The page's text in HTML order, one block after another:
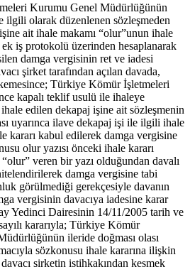
Kurumu Genel Müdürlüğünün
olarak düzenlenen sözleşmeden
ait ihale makamı “olur”unun ihale
ek iş protokolü üzerinden hesaplanarak
damga vergisinin ret ve iadesi
şirket tarafından açılan davada,
Türkiye Kömür İşletmeleri
kapalı teklif usulü ile ihaleye
ihale edilen dekapaj işine ait sözleşmenin
uyarınca ilave dekapaj işi ile ilgili ihale
kararı kabul edilerek damga vergisine
olur yazısı önceki ihale kararı
veren bir yazı olduğundan davalı
damga vergisine tabi
görülmediği gerekçesiyle davanın
vergisinin davacıya iadesine karar
Yedinci Dairesinin 14/11/2005 tarih ve
kararıyla; Türkiye Kömür
ileride doğması olası
sözkonusu ihale kararına ilişkin
şirketin istihkakından kesmek